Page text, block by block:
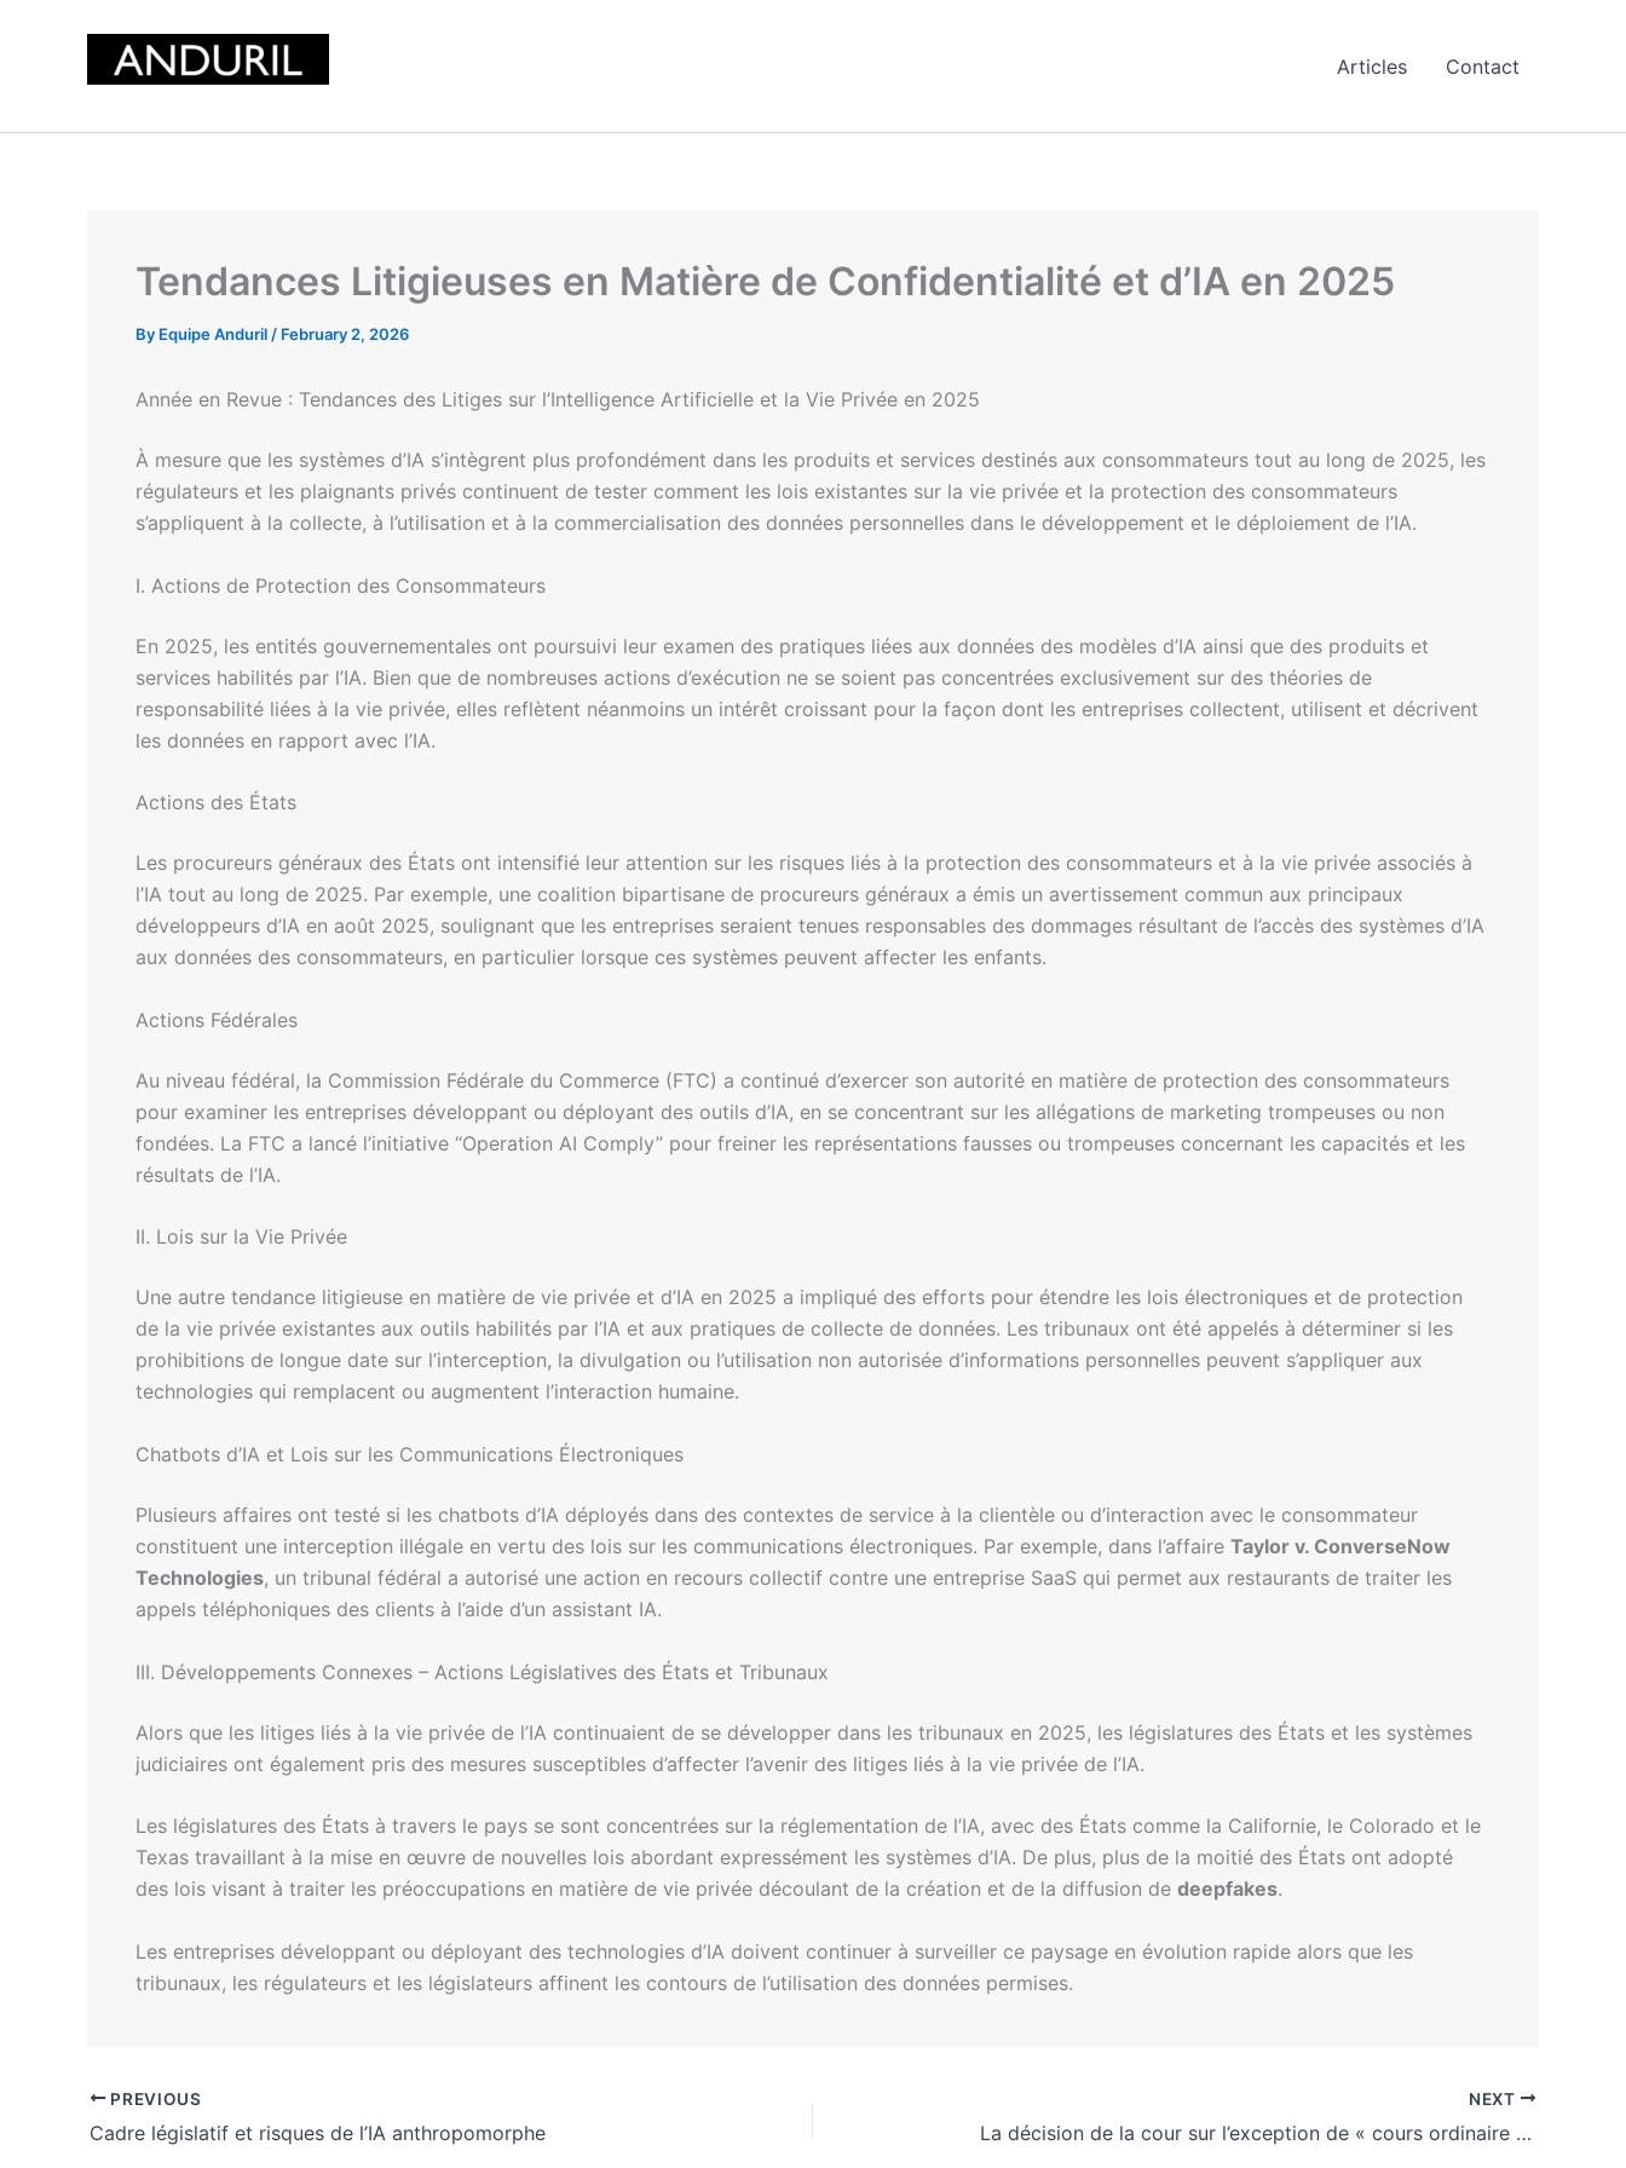
Articles Contact
Tendances Litigieuses en Matière de Confidentialité et d’IA en 2025
By Equipe Anduril / February 2, 2026
Année en Revue : Tendances des Litiges sur l’Intelligence Artificielle et la Vie Privée en 2025
À mesure que les systèmes d’IA s’intègrent plus profondément dans les produits et services destinés aux consommateurs tout au long de 2025, les
régulateurs et les plaignants privés continuent de tester comment les lois existantes sur la vie privée et la protection des consommateurs
s’appliquent à la collecte, à l’utilisation et à la commercialisation des données personnelles dans le développement et le déploiement de l’IA.
I. Actions de Protection des Consommateurs
En 2025, les entités gouvernementales ont poursuivi leur examen des pratiques liées aux données des modèles d’IA ainsi que des produits et
services habilités par l’IA. Bien que de nombreuses actions d’exécution ne se soient pas concentrées exclusivement sur des théories de
responsabilité liées à la vie privée, elles reflètent néanmoins un intérêt croissant pour la façon dont les entreprises collectent, utilisent et décrivent
les données en rapport avec l’IA.
Actions des États
Les procureurs généraux des États ont intensifié leur attention sur les risques liés à la protection des consommateurs et à la vie privée associés à
l’IA tout au long de 2025. Par exemple, une coalition bipartisane de procureurs généraux a émis un avertissement commun aux principaux
développeurs d’IA en août 2025, soulignant que les entreprises seraient tenues responsables des dommages résultant de l’accès des systèmes d’IA
aux données des consommateurs, en particulier lorsque ces systèmes peuvent affecter les enfants.
Actions Fédérales
Au niveau fédéral, la Commission Fédérale du Commerce (FTC) a continué d’exercer son autorité en matière de protection des consommateurs
pour examiner les entreprises développant ou déployant des outils d’IA, en se concentrant sur les allégations de marketing trompeuses ou non
fondées. La FTC a lancé l’initiative “Operation AI Comply” pour freiner les représentations fausses ou trompeuses concernant les capacités et les
résultats de l’IA.
II. Lois sur la Vie Privée
Une autre tendance litigieuse en matière de vie privée et d’IA en 2025 a impliqué des efforts pour étendre les lois électroniques et de protection
de la vie privée existantes aux outils habilités par l’IA et aux pratiques de collecte de données. Les tribunaux ont été appelés à déterminer si les
prohibitions de longue date sur l’interception, la divulgation ou l’utilisation non autorisée d’informations personnelles peuvent s’appliquer aux
technologies qui remplacent ou augmentent l’interaction humaine.
Chatbots d’IA et Lois sur les Communications Électroniques
Plusieurs affaires ont testé si les chatbots d’IA déployés dans des contextes de service à la clientèle ou d’interaction avec le consommateur
constituent une interception illégale en vertu des lois sur les communications électroniques. Par exemple, dans l’affaire Taylor v. ConverseNow
Technologies, un tribunal fédéral a autorisé une action en recours collectif contre une entreprise SaaS qui permet aux restaurants de traiter les
appels téléphoniques des clients à l’aide d’un assistant IA.
III. Développements Connexes – Actions Législatives des États et Tribunaux
Alors que les litiges liés à la vie privée de l’IA continuaient de se développer dans les tribunaux en 2025, les législatures des États et les systèmes
judiciaires ont également pris des mesures susceptibles d’affecter l’avenir des litiges liés à la vie privée de l’IA.
Les législatures des États à travers le pays se sont concentrées sur la réglementation de l’IA, avec des États comme la Californie, le Colorado et le
Texas travaillant à la mise en œuvre de nouvelles lois abordant expressément les systèmes d’IA. De plus, plus de la moitié des États ont adopté
des lois visant à traiter les préoccupations en matière de vie privée découlant de la création et de la diffusion de deepfakes.
Les entreprises développant ou déployant des technologies d’IA doivent continuer à surveiller ce paysage en évolution rapide alors que les
tribunaux, les régulateurs et les législateurs affinent les contours de l’utilisation des données permises.
PREVIOUS
Cadre législatif et risques de l’IA anthropomorphe
NEXT
La décision de la cour sur l’exception de « cours ordinaire des affaires » pour l’analyse des appels par IA